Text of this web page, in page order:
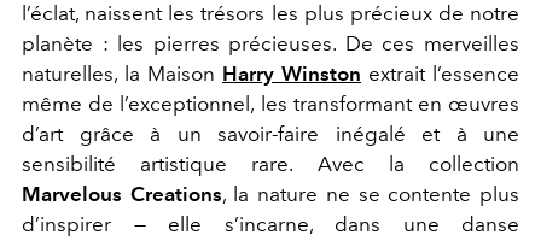
l’éclat, naissent les trésors les plus précieux de notre
planète : les pierres précieuses. De ces merveilles
naturelles, la Maison Harry Winston extrait l’essence
même de l’exceptionnel, les transformant en œuvres
d’art grâce à un savoir-faire inégalé et à une
sensibilité artistique rare. Avec la collection
Marvelous Creations, la nature ne se contente plus
d’inspirer — elle s’incarne, dans une danse